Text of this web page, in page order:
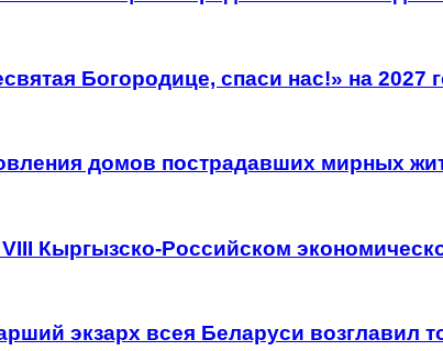
Богородице, спаси нас!» на 2027
домов пострадавших мирных
Кыргызско-Российском
экзарх всея Беларуси возглавил